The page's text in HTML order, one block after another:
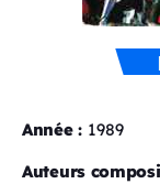
Année : 1989
Auteurs